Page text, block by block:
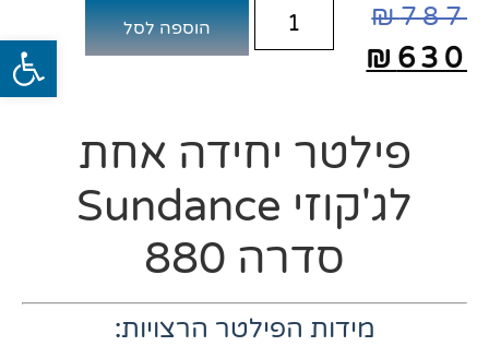
פתח
₪787
₪ 630
הוספה לסל
פילטר יחידה אחת
לג'קוזי Sundance
סדרה 880
מידות הפילטר הרצויות: